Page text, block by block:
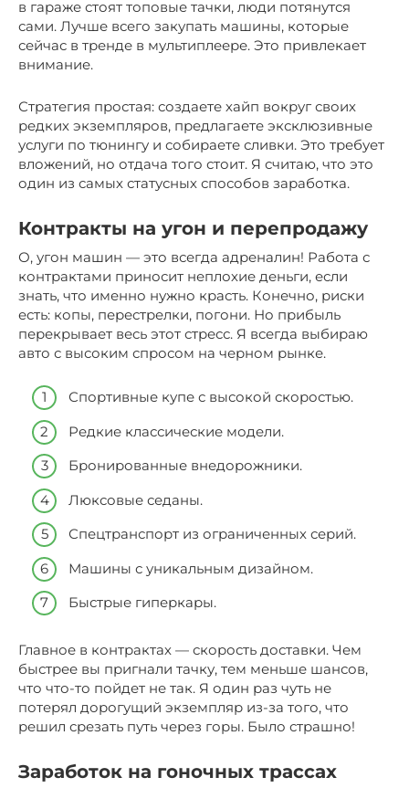
в гараже стоят топовые тачки, люди потянутся
сами. Лучше всего закупать машины, которые
сейчас в тренде в мультиплеере. Это привлекает
внимание.
Стратегия простая: создаете хайп вокруг своих
редких экземпляров, предлагаете эксклюзивные
услуги по тюнингу и собираете сливки. Это требует
вложений, но отдача того стоит. Я считаю, что это
один из самых статусных способов заработка.
Контракты на угон и перепродажу
О, угон машин — это всегда адреналин! Работа с
контрактами приносит неплохие деньги, если
знать, что именно нужно красть. Конечно, риски
есть: копы, перестрелки, погони. Но прибыль
перекрывает весь этот стресс. Я всегда выбираю
авто с высоким спросом на черном рынке.
Спортивные купе с высокой скоростью.
Редкие классические модели.
Бронированные внедорожники.
Люксовые седаны.
Спецтранспорт из ограниченных серий.
Машины с уникальным дизайном.
Быстрые гиперкары.
Главное в контрактах — скорость доставки. Чем
быстрее вы пригнали тачку, тем меньше шансов,
что что-то пойдет не так. Я один раз чуть не
потерял дорогущий экземпляр из-за того, что
решил срезать путь через горы. Было страшно!
Заработок на гоночных трассах